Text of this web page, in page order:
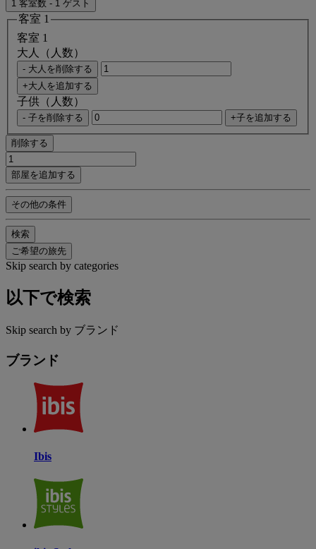
1 客室数 - 1 ゲスト
客室 1
客室 1
大人（人数）
- 大人を削除する
+大人を追加する
子供（人数）
- 子を削除する +子を追加する
削除する
部屋を追加する
その他の条件
検索
ご希望の旅先
Skip search by categories
以下で検索
Skip search by ブランド
ブランド
Ibis